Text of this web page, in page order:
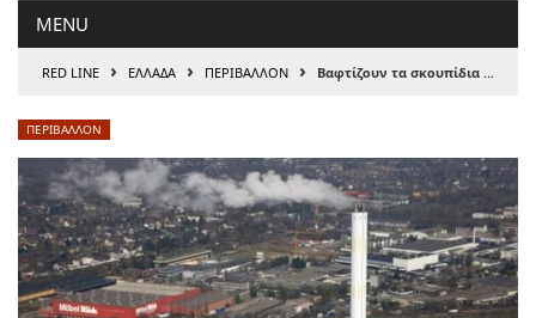
MENU
RED LINE › ΕΛΛΑΔΑ › ΠΕΡΙΒΑΛΛΟΝ › Βαφτίζουν τα σκουπίδια και την καύση κυκλική οικονομία!
ΠΕΡΙΒΑΛΛΟΝ